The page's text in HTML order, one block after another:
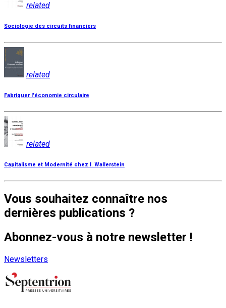
related
Sociologie des circuits financiers
related
Fabriquer l'économie circulaire
related
Capitalisme et Modernité chez I. Wallerstein
Vous souhaitez connaître nos
dernières publications ?
Abonnez-vous à notre newsletter !
Newsletters